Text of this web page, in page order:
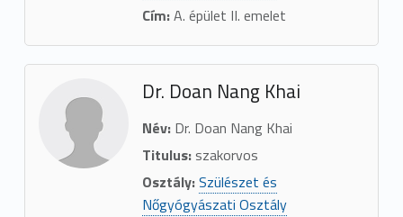
Cím:A. épület II. emelet
Dr. Doan Nang Khai
Név:Dr. Doan Nang Khai
Titulus:szakorvos
Osztály:Szülészet és
Nőgyógyászati Osztály